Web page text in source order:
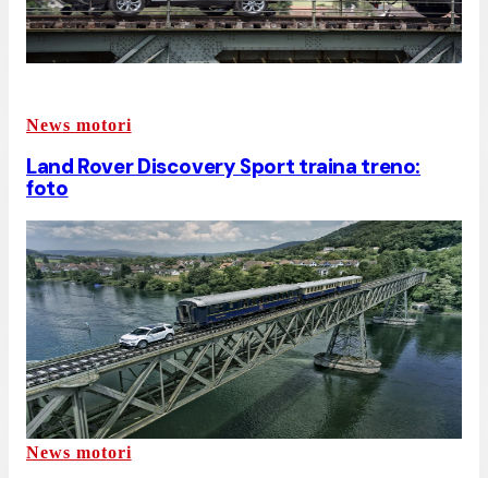
News motori
Land Rover Discovery Sport traina treno:
foto
News motori